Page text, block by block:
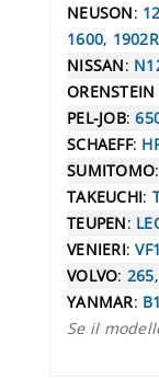
NEUSON:
1600,
NISSAN:
PEL-JOB:
SCHAEFF:
SUMITOMO:
TAKEUCHI:
TEUPEN:
VENIERI:
VOLVO: 265,
YANMAR:
Se il